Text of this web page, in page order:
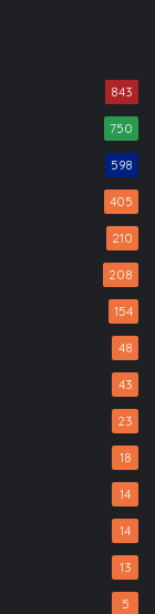
843
750
598
405
210
208
154
48
43
23
18
14
14
13
5